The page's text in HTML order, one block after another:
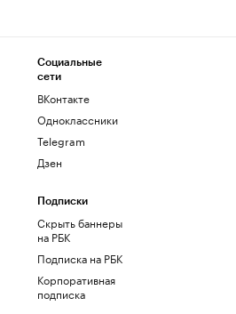
Социальные
сети
ВКонтакте
Одноклассники
Telegram
Дзен
Подписки
Скрыть баннеры
на РБК
Подписка на РБК
Корпоративная
подписка